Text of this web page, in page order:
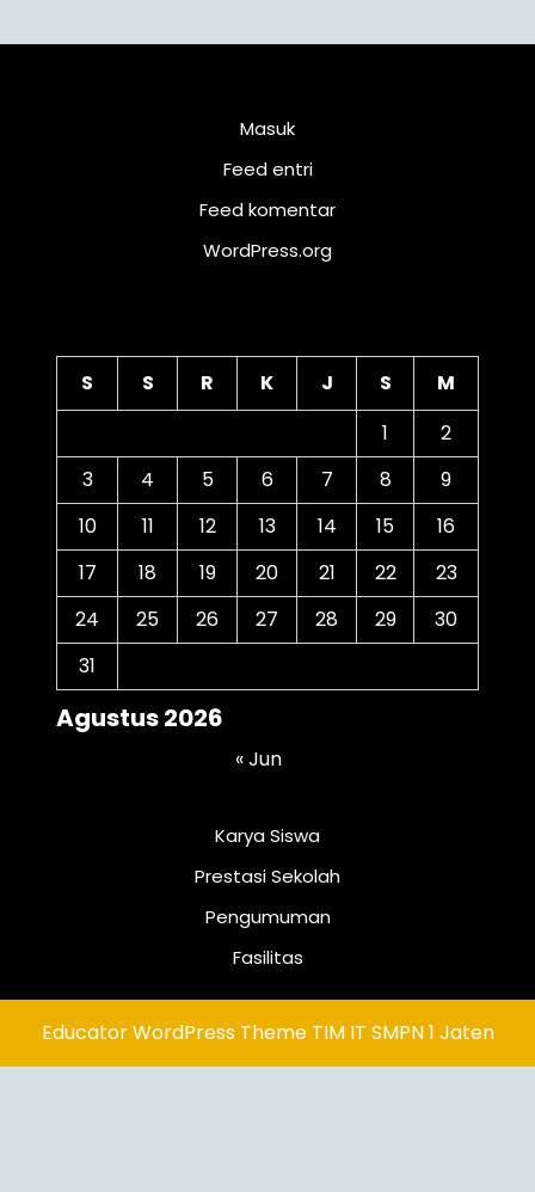
Masuk
Feed entri
Feed komentar
WordPress.org
Agustus 2026
S S R K J S
M
1
2
3
4 5 6 7 8
9
10
11 12 13 14 15
16
17
18 19 20 21 22
23
24
25 26 27 28 29
30
31
« Jun
Karya Siswa
Prestasi Sekolah
Pengumuman
Fasilitas
Educator WordPress ThemeTIM IT SMPN 1 Jaten